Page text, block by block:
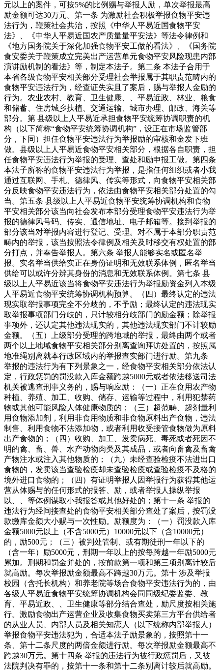
元以上的案件，可按5%的比例赐与举报人励，单次举报最高
励金额可达30万元。第一条 为激励社会积极举报食物平安违
法行为，鞭策社会共治，按照《中华人平易近国食物平安
法》、《中华人平易近国农产质量量平安法》等法令律例和
《地方国务院关于深化加强食物平安工做的看法》、《国务院
食安委关于鞭策成立完美出产运营单元食物平安风险现患内部
演讲励机制的看法》等，制定本法子。第二条 本法子合用于
本省各级食物平安相关部分受理社会举报属于其职责范畴内的
食物平安违法行为，经查证失实且了案后，赐与举报人金励的
行为。农业农村、教育、卫生健康、、平易近政、林业、粮食
和储蓄、住房城乡扶植、交通运输、城市办理、邮政、海关等
部分。第 县级以上人平易近承担食物平安统筹协调职责的机
构（以下简称“食物平安统筹协调机构”，设正在市场监管部
分，下同）担任食物平安违法行为举报励的审核和金发下班
做。县级以上人平易近食物平安相关部分，根据各自职责，担
任食物平安违法行为举报的受理、查处和励申报工做。第四条
本法子所称的食物平安违法行为举报，是指任何组织或者小我
通过互联网、手札、德律风、传实等形式，向食物平安相关部
分反映食物平安违法行为，依法由食物平安相关部分处置的勾
当。第五条 县级以上人平易近食物平安统筹协调机构和食物
平安相关部分该当向社会发布本部分受理食物平安违法行为举
报的德律风号码、传实、通信地址、电子邮箱等。接到举报的
部分该当对举报内容进行登记、受理。对不属于本部分职责范
畴内的举报，该当按照法令律例及相关及时移交有权处置的部
分打点，并奉告举报人。第六条 举报人能够实名或匿名举
报。实名举当供给实正在身份证明和无效联系体例，匿名举当
供给可以或许分辨其身份的消息和无效联系体例。第七条 县
级以上人平易近该当将食物平安违法行为举报励资金列入本级
人平易近食物平安统筹协调机构预算。（四）最终认定的违法
现实取举报事项完全不分歧的，不予励；最终认定的违法现实
取举报事项部门分歧的，只计较相分歧部门的励金额；除举报
事项外，还认定其他违法现实的，其他违法现实部门不计较励
金额。（五）上级部分受理的跨地域的举报，最终由两个或者
两个以上地域食物平安相关部分别离查询拜访处置的，按照属
地准绳别离就本行政区域内的举报查实部门进行励。第九条
举报的违法行为有下列景象之一，经食物平安相关部分依法认
定，行政惩罚的罚没款入库金额跨越5000元或者依法移送司法
机关被逃查刑事义务的，赐与响应励：（一）正在食用农产物
种植、养殖、加工、收购、储存、运输等过程中，利用犯禁药
物或其他可能风险人体健康物质的；（三）超范畴、超剂量利
用食物添加剂，利用非食用物质和非食物原料出产食物，违法
制售、利用食物不法添加物，或者利用收受接管食物做为原料
出产食物的；（四）收购、加工、发卖病死、毒死或者死因不
明的禽、畜、兽、水产动物肉类及其成品，或者向畜禽及畜禽
产物注水或注入其他物质的；（九）未经查验检疫不法进出口
食物的，发卖该当查验检疫却未查验检疫或查验检疫不及格的
境外进口食物的；（四）有证明举报人因举报行为获得其他运
营从体赐与的任何形式的报答、励，或者举报人操纵举报
以、、等体例谋取小我报答或其他好处的；第十一条 举报的
违法行为经间接查处的食物平安相关部分查处了案后，按罚没
款缴库金额大小赐与一次性励。励额度为：（一）罚没款入库
金额5000元以上（不含5000元）10000元以下（含10000元）
的，励500元；（三）被判处管制、或有期徒刑一年以下的
（含一年）励5000元，刑期一年以上的按每跨越一年励5000元
累加。刑期和罚金并处的，按前款第一项和第三项别离计较后
就高励。每次举报励金额最高不跨越30万元。第十 涉及举报
校园（含托长机构）和养老院等场合食物平安违法行为的，由
各级人平易近食物平安统筹协调机构会同同级纪委监委、教
育、平易近政、、卫生健康等部分结合查处，励尺度按相关施
行。激励食物出产运营企业及收集食物买卖第三方平台供给者
的从业人员、内部人员及相关知恋人（以下统称内部举报人）
举报食物平安违法犯为，合适本法子励景象的，按照第十一
条、第十二条尺度的两倍金额进行励。每次举报励金额最高不
跨越30万元。第十四条 举报的违法行为被行政惩罚后，又被
法院判决有罪的，按第十一条和第十二条别离计较后就高励。